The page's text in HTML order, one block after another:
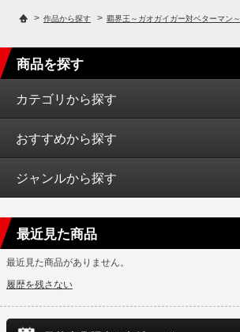
> 作品から探す > 覇界王～ガオガイガー対ベターマン～
商品を探す
カテゴリから探す
おすすめから探す
ジャンルから探す
最近見た商品
最近見た商品がありません。
履歴を残さない